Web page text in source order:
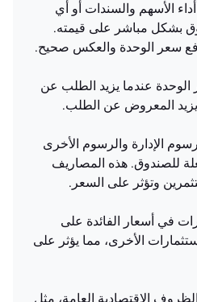
الأسهم والسندات أو أي
بشكل مباشر على قيمته.
سعر الوحدة والعكس صحيح.
عندما يزيد الطلب عن
المعروض عن الطلب.
الإدارة والرسوم الأخرى
للصندوق. هذه المصاريف
وتؤثر على السعر.
في أسعار الفائدة على
الأخرى، مما يؤثر على
الاقتصادية العامة، مثل